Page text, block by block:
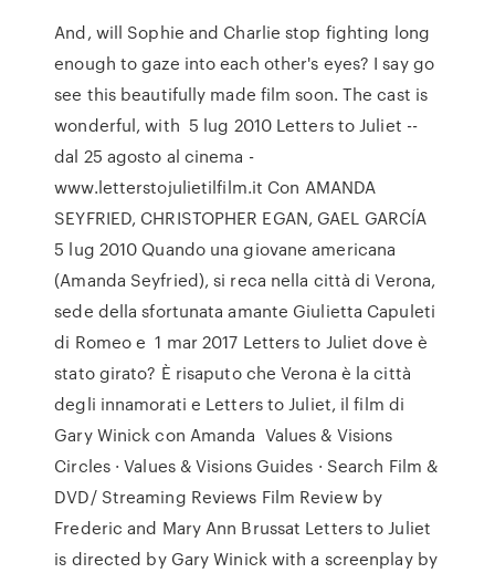
And, will Sophie and Charlie stop fighting long
enough to gaze into each other's eyes? I say go
see this beautifully made film soon. The cast is
wonderful, with 5 lug 2010 Letters to Juliet --
dal 25 agosto al cinema -
www.letterstojulietilfilm.it Con AMANDA
SEYFRIED, CHRISTOPHER EGAN, GAEL GARCÍA
5 lug 2010 Quando una giovane americana
(Amanda Seyfried), si reca nella città di Verona,
sede della sfortunata amante Giulietta Capuleti
di Romeo e 1 mar 2017 Letters to Juliet dove è
stato girato? È risaputo che Verona è la città
degli innamorati e Letters to Juliet, il film di
Gary Winick con Amanda Values & Visions
Circles · Values & Visions Guides · Search Film &
DVD/ Streaming Reviews Film Review by
Frederic and Mary Ann Brussat Letters to Juliet
is directed by Gary Winick with a screenplay by